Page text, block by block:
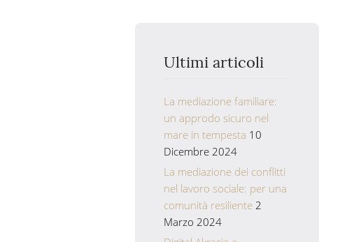
Ultimi articoli
La mediazione familiare:
un approdo sicuro nel
mare in tempesta 10
Dicembre 2024
La mediazione dei conflitti
nel lavoro sociale: per una
comunità resiliente 2
Marzo 2024